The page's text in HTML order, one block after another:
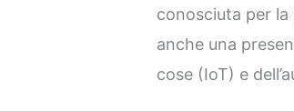
conosciuta per
anche una
cose (IoT) e